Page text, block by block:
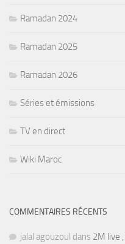
Ramadan 2024
Ramadan 2025
Ramadan 2026
Séries et émissions
TV en direct
Wiki Maroc
COMMENTAIRES RÉCENTS
jalal agouzoul dans 2M live